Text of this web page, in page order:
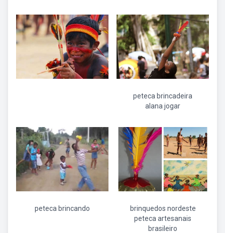
peteca brincadeira
alana jogar
peteca brincando
brinquedos nordeste
peteca artesanais
brasileiro